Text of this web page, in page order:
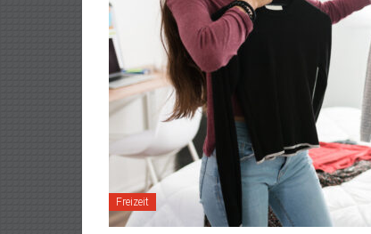
Freizeit